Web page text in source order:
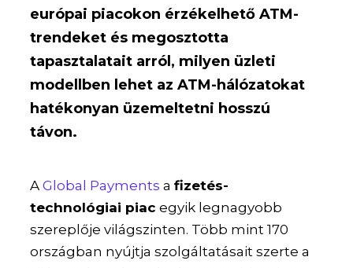
európai piacokon érzékelhető ATM-
trendeket és megosztotta
tapasztalatait arról, milyen üzleti
modellben lehet az ATM-hálózatokat
hatékonyan üzemeltetni hosszú
távon.
AGlobal Payments afizetés-
technológiai piac egyik legnagyobb
szereplője világszinten. Több mint 170
országban nyújtja szolgáltatásait szerte a